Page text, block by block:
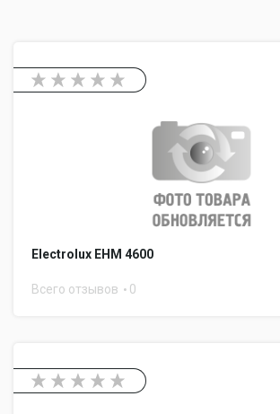
Electrolux EHM 4600
Всего отзывов 0